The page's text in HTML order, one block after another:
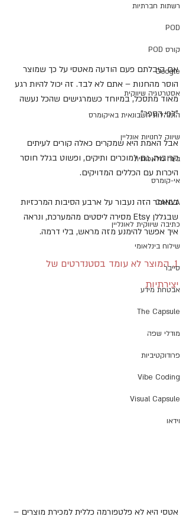
רשתות חברתיות
POD
קורס POD
Google
אסטרטגיה שיווקית
התנהלות חשבונאית באיקומרס
שיווק לחנויות אונליין
בינה מלאכותית
אי-קומרס
CANVA
כתיבה שיווקית לאונליין
שילוח בינלאומי
סייבר
אבטחת מידע
The Capsule
מודלי שפה
פרודוקטיביות
Vibe Coding
Visual Capsule
וידאו
אם קיבלתם פעם הודעה מאטסי על כך שמוצר
הוסר מהחנות – אתם לא לבד. זה יכול להיות רגע
מאוד מתסכל, במיוחד כשמרגישים שהכל נעשה
"לפי הספר".
אבל האמת היא שמקרים כאלה קורים לעיתים
קרובות, גם למוכרים ותיקים, ופשוט בגלל חוסר
היכרות עם הכללים המדויקים.
במאמר הזה נעבור על ארבע הסיבות המרכזיות
שבגללן Etsy מסירה ליסטים מהמערכת, ונראה
איך אפשר להימנע מזה מראש, בלי דרמה.
1. המוצר לא עומד בסטנדרטים של
יצירתיות
אטסי היא לא פלטפורמה כללית למכירת מוצרים –